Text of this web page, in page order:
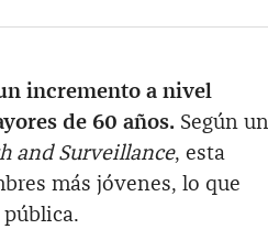
incremento a nivel
de 60 años. Según un
and Surveillance, esta
más jóvenes, lo que